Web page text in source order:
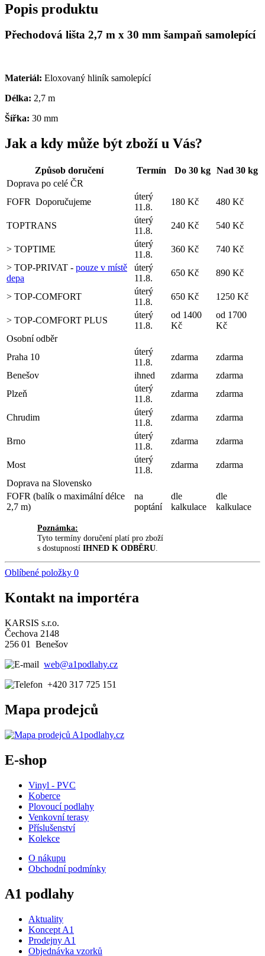
Popis produktu
Přechodová lišta 2,7 m x 30 mm šampaň samolepící
Materiál: Eloxovaný hliník samolepící
Délka: 2,7 m
Šířka: 30 mm
Jak a kdy může být zboží u Vás?
Způsob doručení Termín Do 30 kg
Nad 30 kg
Doprava po celé ČR
FOFR Doporučujeme
úterý
11.8.
180 Kč 480 Kč
TOPTRANS
úterý
11.8.
240 Kč 540 Kč
> TOPTIME
úterý
11.8.
360 Kč
740 Kč
> TOP-PRIVAT - pouze v místě
depa
úterý
11.8.
650 Kč 890 Kč
> TOP-COMFORT
úterý
11.8.
650 Kč 1250 Kč
> TOP-COMFORT PLUS
úterý
11.8.
od 1400
Kč
od 1700
Kč
Osobní odběr
Praha 10
úterý
11.8.
zdarma
zdarma
Benešov
ihned zdarma
zdarma
Plzeň
úterý
11.8.
zdarma zdarma
Chrudim
úterý
11.8.
zdarma zdarma
Brno
úterý
11.8.
zdarma zdarma
Most
úterý
11.8.
zdarma
zdarma
Doprava na Slovensko
FOFR (balík o maximální délce
2,7 m)
na
poptání
dle
kalkulace
dle
kalkulace
Poznámka:
Tyto termíny doručení platí pro zboží
s dostupností IHNED K ODBĚRU
Oblíbené položky 0
Kontakt na importéra
KARSIS s.r.o.
Čechova 2148
256 01 Benešov
web@a1podlahy.cz
+420 317 725 151
Mapa prodejců
E-shop
Vinyl - PVC
Koberce
Plovoucí podlahy
Venkovní terasy
Příslušenství
Kolekce
O nákupu
Obchodní podmínky
A1 podlahy
Aktuality
Koncept A1
Prodejny A1
Objednávka vzorků